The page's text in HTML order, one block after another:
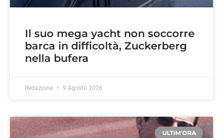
Il suo mega yacht non soccorre
barca in difficoltà, Zuckerberg
nella bufera
Redazione 9 Agosto 2026
ULTIM'ORA